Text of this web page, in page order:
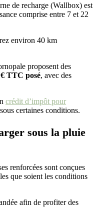
de recharge (Wallbox) est
comprise entre 7 et 22
environ 40 km
proposent des
TTC posé, avec des
crédit d’impôt pour
certaines conditions.
sous la pluie
renforcées sont conçues
que soient les conditions
afin de profiter des